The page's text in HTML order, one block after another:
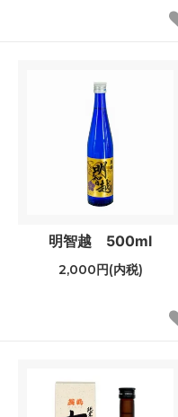
明智越 500ml
2,000円(内税)